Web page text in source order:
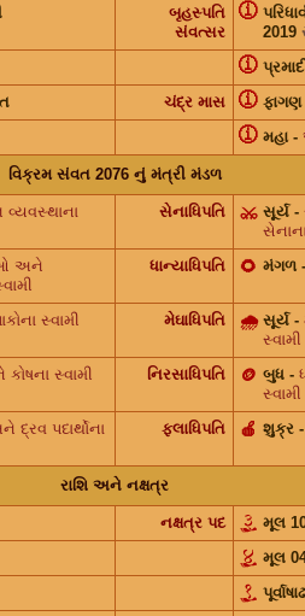
બૃહસ્પતિ
સંવત્સર
2019
ⓘ
ⓘ
ચંદ્ર માસ ફાગણ
ⓘ
મહા-
ⓘ
વિક્રમ સંવત 2076 નું મંત્રી મંડળ
વ્યવસ્થાના
સેનાધિપતિ સૂર્ય
⚔️ -
અને
ધાન્યાધિપતિ મંગળ
🌻
સ્વામી મેઘાધિપતિ સૂર્ય
🌧 -
સ્વામી
સ્વામી નિરસાધિપતિ બુધ
🪙 -
સ્વામી
દ્રવ પદાર્થોના
ફલાધિપતિ શુક્ર
🍎
રાશિ અને નક્ષત્ર
નક્ષત્ર પદ
મૂલ
મૂલ